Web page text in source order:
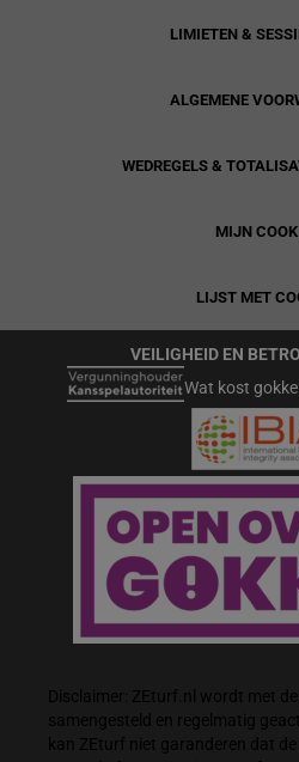
LIMIETEN &
ALGEMENE
WEDREGELS &
MIJN
LIJST MET
VEILIGHEID EN
Wat kost
Disclaimer: ZEturf.nl wordt met
samengesteld en regelmatig
kan ZEturf niet garanderen dat